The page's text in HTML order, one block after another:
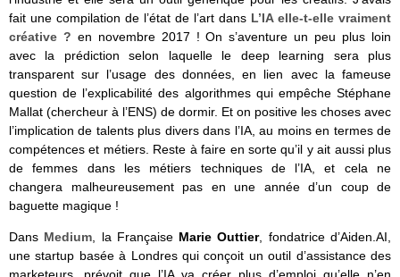
fait une compilation de l’état de l’art dans L’IA elle-t-elle vraiment
créative ? en novembre 2017 ! On s’aventure un peu plus loin
avec la prédiction selon laquelle le deep learning sera plus
transparent sur l’usage des données, en lien avec la fameuse
question de l’explicabilité des algorithmes qui empêche Stéphane
Mallat (chercheur à l’ENS) de dormir. Et on positive les choses avec
l’implication de talents plus divers dans l’IA, au moins en termes de
compétences et métiers. Reste à faire en sorte qu’il y ait aussi plus
de femmes dans les métiers techniques de l’IA, et cela ne
changera malheureusement pas en une année d’un coup de
baguette magique !
Dans Medium , la Française Marie Outtier, fondatrice d’Aiden.AI,
une startup basée à Londres qui conçoit un outil d’assistance des
marketeurs,
prévoit que l’IA va créer plus d’emploi qu’elle n’en